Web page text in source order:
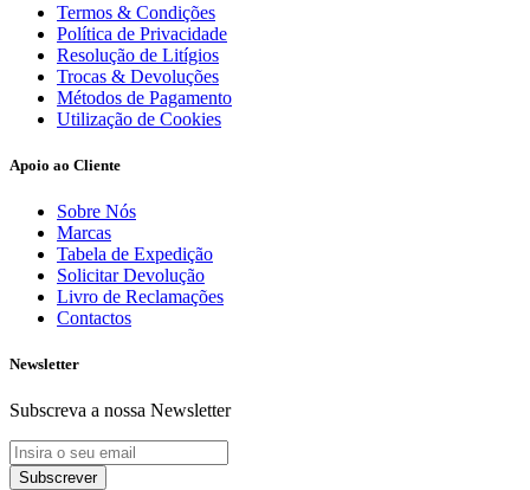
Termos & Condições
Política de Privacidade
Resolução de Litígios
Trocas & Devoluções
Métodos de Pagamento
Utilização de Cookies
Apoio ao Cliente
Sobre Nós
Marcas
Tabela de Expedição
Solicitar Devolução
Livro de Reclamações
Contactos
Newsletter
Subscreva a nossa Newsletter
Subscrever